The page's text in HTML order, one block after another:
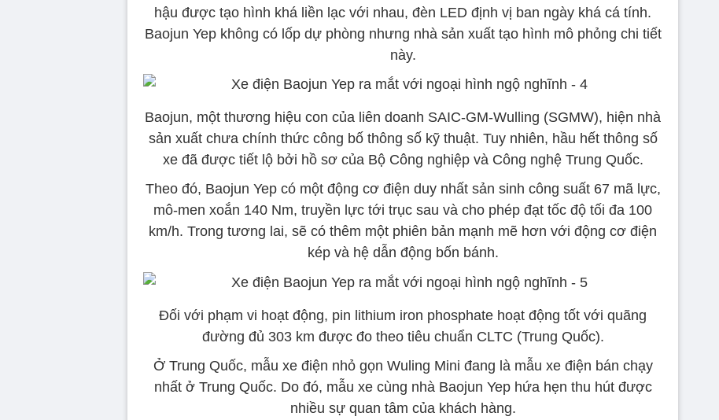
hậu được tạo hình khá liền lạc với nhau, đèn LED định vị ban ngày khá cá tính.
Baojun Yep không có lốp dự phòng nhưng nhà sản xuất tạo hình mô phỏng chi tiết
này.
Baojun, một thương hiệu con của liên doanh SAIC-GM-Wulling (SGMW), hiện nhà
sản xuất chưa chính thức công bố thông số kỹ thuật. Tuy nhiên, hầu hết thông số
xe đã được tiết lộ bởi hồ sơ của Bộ Công nghiệp và Công nghệ Trung Quốc.
Theo đó, Baojun Yep có một động cơ điện duy nhất sản sinh công suất 67 mã lực,
mô-men xoắn 140 Nm, truyền lực tới trục sau và cho phép đạt tốc độ tối đa 100
km/h. Trong tương lai, sẽ có thêm một phiên bản mạnh mẽ hơn với động cơ điện
kép và hệ dẫn động bốn bánh.
Đối với phạm vi hoạt động, pin lithium iron phosphate hoạt động tốt với quãng
đường đủ 303 km được đo theo tiêu chuẩn CLTC (Trung Quốc).
Ở Trung Quốc, mẫu xe điện nhỏ gọn Wuling Mini đang là mẫu xe điện bán chạy
nhất ở Trung Quốc. Do đó, mẫu xe cùng nhà Baojun Yep hứa hẹn thu hút được
nhiều sự quan tâm của khách hàng.